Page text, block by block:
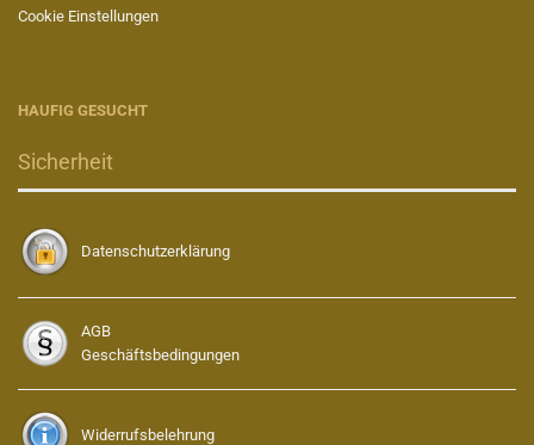
Cookie Einstellungen
HAUFIG GESUCHT
Sicherheit
Datenschutzerklärung
AGB
Geschäftsbedingungen
Widerrufsbelehrung